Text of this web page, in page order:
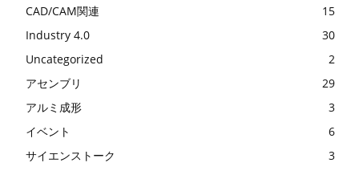
CAD/CAM関連
15
Industry 4.0
30
Uncategorized
2
アセンブリ
29
アルミ成形
3
イベント
6
サイエンストーク
3